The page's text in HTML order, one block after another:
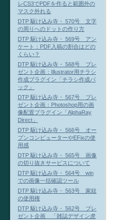
レCS3でPDFを作ると範囲外の
マスク外れる
DTP 駆け込み寺・ 570号 文字
の周りへのドットの作り方
DTP 駆け込み寺・ 569号 アン
ケート：PDF入稿の割合はどの
くらい？
DTP 駆け込み寺・ 568号 プレ
ゼント企画：Illustrator用チラシ
作成プラグイン「チラシ作成パ
ック」
DTP 駆け込み寺・ 567号 プレ
ゼント企画：Photoshop用の画
像配置プラグイン「AlphaRay
Direct」
DTP 駆け込み寺・ 566号 オー
プンコンピューターやEFixの使
用感
DTP 駆け込み寺・ 565号 画像
の切り抜きサービスについて
DTP 駆け込み寺・ 564号 win
での画像一括確認ツール
DTP 駆け込み寺・ 563号 家紋
の使用権
DTP 駆け込み寺・ 562号 プレ
ゼント企画 「雑誌デザイン虎